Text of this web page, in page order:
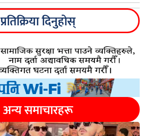
प्रतिक्रिया दिनुहोस्
अन्य समाचारहरू